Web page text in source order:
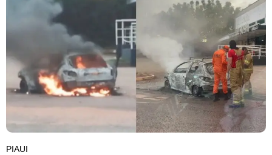
PIAUI